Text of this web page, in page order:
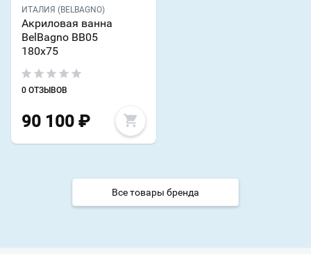
ИТАЛИЯ (BELBAGNO)
Акриловая ванна
BelBagno BB05
180х75
0 ОТЗЫВОВ
90 100 ₽
Все товары бренда